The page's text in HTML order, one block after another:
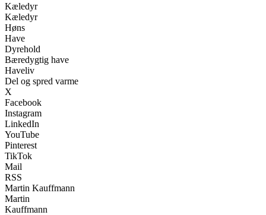
Kæledyr
Kæledyr
Høns
Have
Dyrehold
Bæredygtig have
Haveliv
Del og spred varme
X
Facebook
Instagram
LinkedIn
YouTube
Pinterest
TikTok
Mail
RSS
Martin Kauffmann
Martin
Kauffmann